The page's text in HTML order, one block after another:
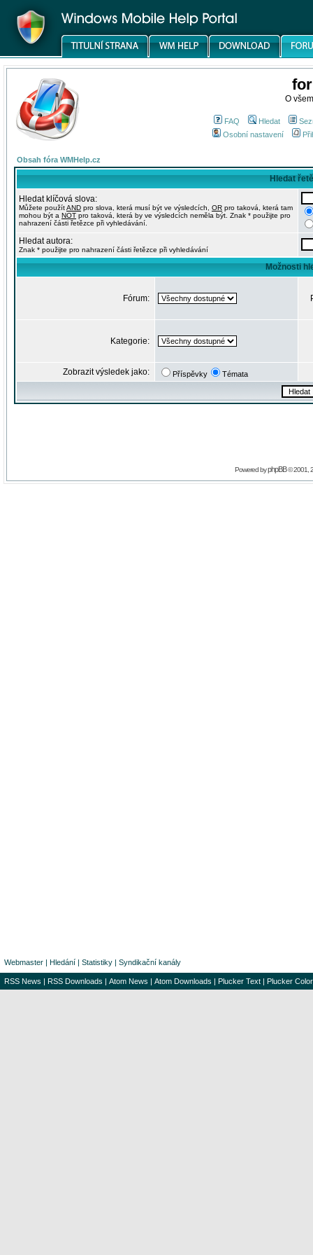
O
FAQ Hledat
Osobní nastavení
Obsah fóra WMHelp.cz
Hledat
Hledat klíčová slova:
Můžete použítAND pro slova, která musí být ve výsledcích, OR pro taková, která tam
mohou být a NOT pro taková, která by ve výsledcích neměla být. Znak * použijte pro
nahrazení části řetězce při vyhledávání.
Hledat autora:
Znak * použijte pro nahrazení části řetězce při vyhledávání
Možnosti
Fórum:
Kategorie:
Zobrazit výsledek jako: Příspěvky Témata
Powered byphpBB© 2001,
Webmaster | Hledání | Statistiky | Syndikační kanály
RSS News | RSS Downloads | Atom News | Atom Downloads | Plucker Text | Plucker Color